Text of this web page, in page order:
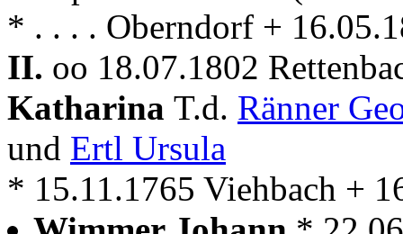
* . . . . Oberndorf +
II. oo 18.07.1802
Katharina T.d. Ränner
und Ertl Ursula
* 15.11.1765 Viehbach +